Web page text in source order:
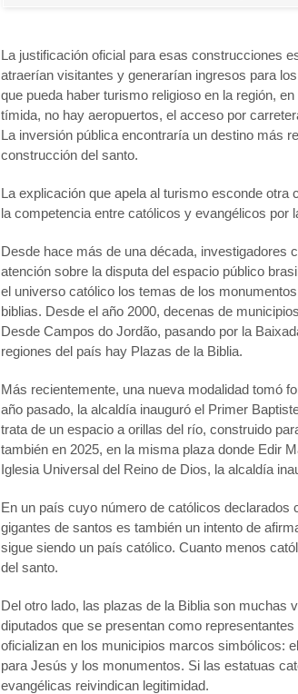
La justificación oficial para esas construcciones
atraerían visitantes y generarían ingresos para
que pueda haber turismo religioso en la región,
tímida, no hay aeropuertos, el acceso por
La inversión pública encontraría un destino más
construcción del santo.
La explicación que apela al turismo esconde otra
la competencia entre católicos y evangélicos por
Desde hace más de una década, investigadores
atención sobre la disputa del espacio público
el universo católico los temas de los
biblias. Desde el año 2000, decenas de
Desde Campos do Jordão, pasando por la
regiones del país hay Plazas de la Biblia.
Más recientemente, una nueva modalidad tomó
año pasado, la alcaldía inauguró el Primer
trata de un espacio a orillas del río, construido
también en 2025, en la misma plaza donde Edir
Iglesia Universal del Reino de Dios, la alcaldía
En un país cuyo número de católicos
gigantes de santos es también un intento de
sigue siendo un país católico. Cuanto menos
del santo.
Del otro lado, las plazas de la Biblia son
diputados que se presentan como
oficializan en los municipios marcos simbólicos:
para Jesús y los monumentos. Si las estatuas
evangélicas reivindican legitimidad.